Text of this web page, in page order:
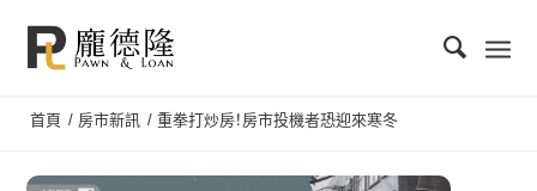
首頁 / 房市新訊 / 重拳打炒房！房市投機者恐迎來寒冬